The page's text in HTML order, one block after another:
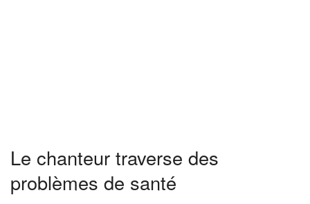
Le chanteur traverse des
problèmes de santé